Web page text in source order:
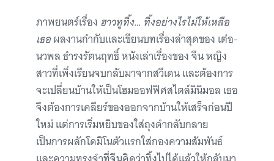
ภาพยนตร์เรื่อง ฮาวทูทิ้ง… ทิ้งอย่างไรไม่ให้เหลือ
เธอผลงานกำกับและเขียนบทเรื่องล่าสุดของ เต๋อ-
นวพล ธํารงรัตนฤทธิ์ หนังเล่าเรื่องของ จีน หญิง
สาวที่เพิ่งเรียนจบกลับมาจากสวีเดน และต้องการ
จะเปลี่ยนบ้านให้เป็นโฮมออฟฟิศสไตล์มินิมอล เธอ
จึงต้องการเคลียร์ของออกจากบ้านให้เสร็จก่อนปี
ใหม่ แต่การเริ่มหยิบของใส่ถุงดำกลับกลาย
เป็นการผลักโดมิโนตัวแรกใส่กองความสัมพันธ์